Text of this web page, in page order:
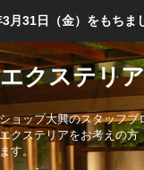
月31日（金）をもちま
エクステリ
ョップ大興のスタッフブ
クステリアをお考えの方
す。